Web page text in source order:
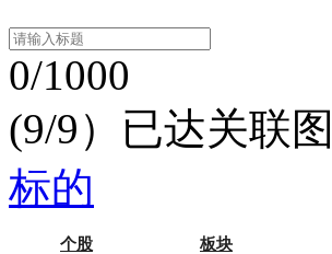
0/1000
(9/9）已达关联
标的
个股 板块